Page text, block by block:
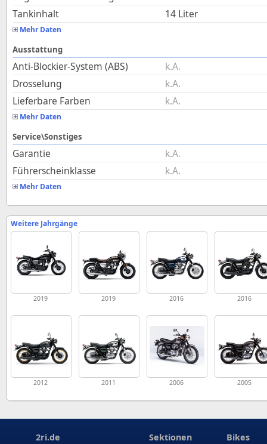
Tankinhalt
14 Liter
Mehr Daten
Ausstattung
Anti-Blockier-System (ABS)
k.A.
Drosselung
k.A.
Lieferbare Farben
k.A.
Mehr Daten
Service\Sonstiges
Garantie
k.A.
Führerscheinklasse
k.A.
Mehr Daten
Weitere Jahrgänge
2019 2019 2016 2016
2012 2011 2006 2005
2ri.de Sektionen Bikes